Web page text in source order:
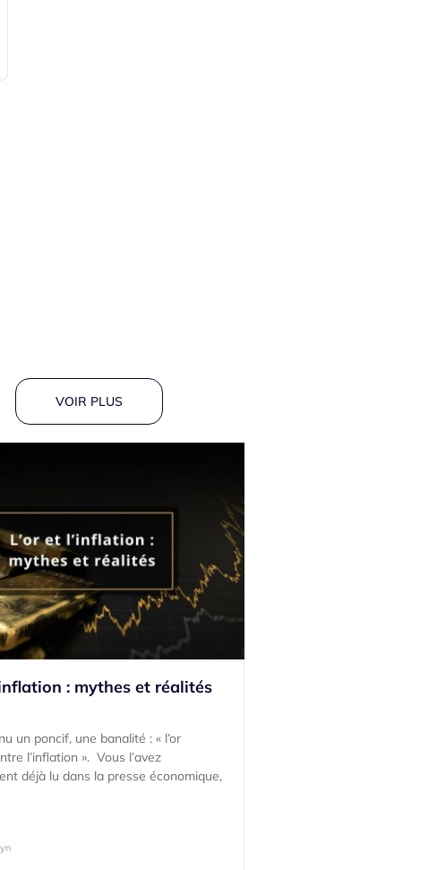
VOIR PLUS
: mythes et réalités
un poncif, une banalité : « l’or
l’inflation ». Vous l’avez
déjà lu dans la presse économique,